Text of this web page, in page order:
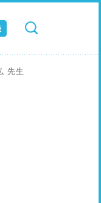
ャンセル
先生